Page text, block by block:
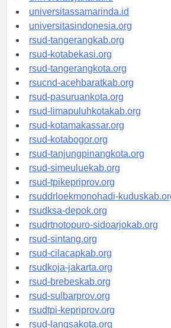
universitasjakarta.id
universitassamarinda.id
universitasindonesia.org
rsud-tangerangkab.org
rsud-kotabekasi.org
rsud-tangerangkota.org
rsucnd-acehbaratkab.org
rsud-pasuruankota.org
rsud-limapuluhkotakab.org
rsud-kotamakassar.org
rsud-kotabogor.org
rsud-tanjungpinangkota.org
rsud-simeuluekab.org
rsud-tpikepriprov.org
rsuddrloekmonohadi-kuduskab.org
rsudksa-depok.org
rsudrtnotopuro-sidoarjokab.org
rsud-sintang.org
rsud-cilacapkab.org
rsudkoja-jakarta.org
rsud-brebeskab.org
rsud-sulbarprov.org
rsudtpi-kepriprov.org